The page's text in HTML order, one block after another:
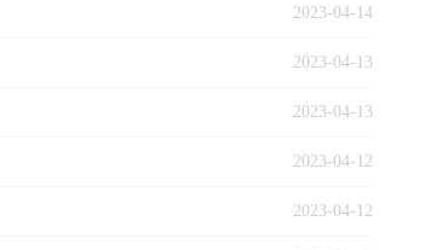
2023-04-14
2023-04-13
2023-04-13
2023-04-12
2023-04-12